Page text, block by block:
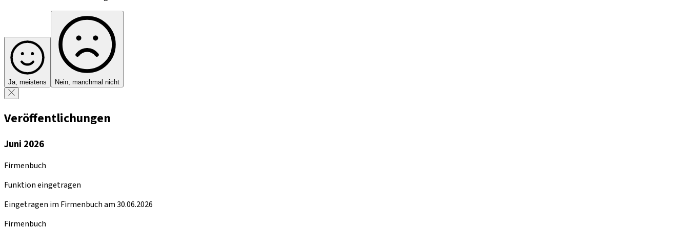
Ja, meistens Nein, manchmal nicht
Veröffentlichungen
Juni 2026
Firmenbuch
Funktion eingetragen
Eingetragen im Firmenbuch am 30.06.2026
Firmenbuch